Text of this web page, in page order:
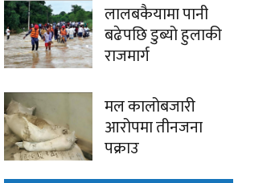
लालबकैयामा पानी
बढेपछि डुब्यो हुलाकी
राजमार्ग
मल कालोबजारी
आरोपमा तीनजना
पक्राउ